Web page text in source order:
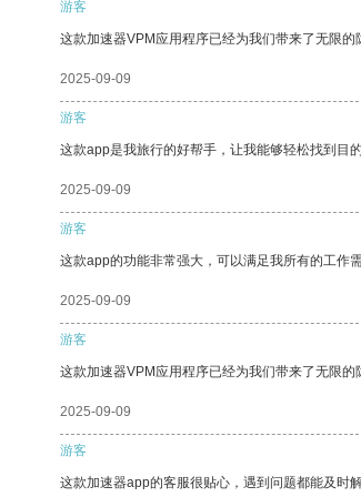
游客
这款加速器VPM应用程序已经为我们带来了无限的
2025-09-09
游客
这款app是我旅行的好帮手，让我能够轻松找到目
2025-09-09
游客
这款app的功能非常强大，可以满足我所有的工作
2025-09-09
游客
这款加速器VPM应用程序已经为我们带来了无限的
2025-09-09
游客
这款加速器app的客服很贴心，遇到问题都能及时